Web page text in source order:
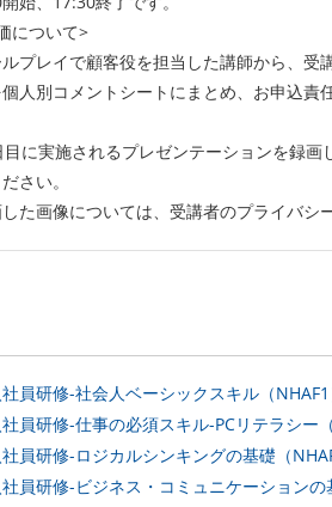
について>
ルプレイで顧客役を担当した講師から、
人別コメントシートにまとめ、お申込責
に実施されるプレゼンテーションを録
さい。
た画像については、受講者のプライバシ
員研修-社会人ベーシックスキル（NHAF1
員研修-仕事の必須スキル-PCリテラシー（
員研修-ロジカルシンキングの基礎（
員研修-ビジネス・コミュニケーションの